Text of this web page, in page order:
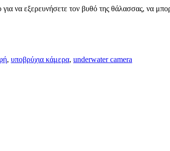
να εξερευνήσετε τον βυθό της θάλασσας, να
, υποβρύχια κάμερα, underwater camera